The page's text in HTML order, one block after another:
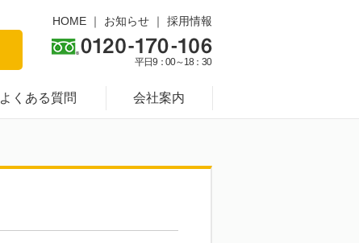
HOME ｜ お知らせ ｜ 採用情報
平日9：00～18：30
よくある質問 会社案内